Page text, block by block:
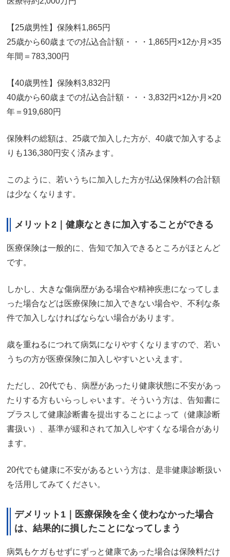
【25歳男性】保険料1,865円
25歳から60歳までの払込合計額・・・1,865円×12か月×35
年間＝783,300円
【40歳男性】保険料3,832円
40歳から60歳までの払込合計額・・・3,832円×12か月×20
年＝919,680円
保険料の総額は、25歳で加入した方が、40歳で加入するよ
りも136,380円安く済みます。
このように、若いうちに加入した方が払込保険料の合計額
は少なくなります。
メリット2｜健康なときに加入することができる
医療保険は一般的に、告知で加入できるところがほとんど
です。
しかし、大きな傷病歴がある場合や精神疾患になってしま
った場合などは医療保険に加入できない場合や、不利な条
件で加入しなければならない場合があります。
歳を重ねるにつれて病気になりやすくなりますので、若い
うちの方が医療保険に加入しやすいといえます。
ただし、20代でも、病歴があったり健康状態に不安があっ
たりする方もいらっしゃいます。そういう方は、告知書に
プラスして健康診断書を提出することによって（健康診断
書扱い）、基準が緩和されて加入しやすくなる場合があり
ます。
20代でも健康に不安があるという方は、是非健康診断扱い
を活用してみてください。
デメリット1｜医療保険を全く使わなかった場合
は、結果的に損したことになってしまう
病気もケガもせずにずっと健康であった場合は保険料だけ